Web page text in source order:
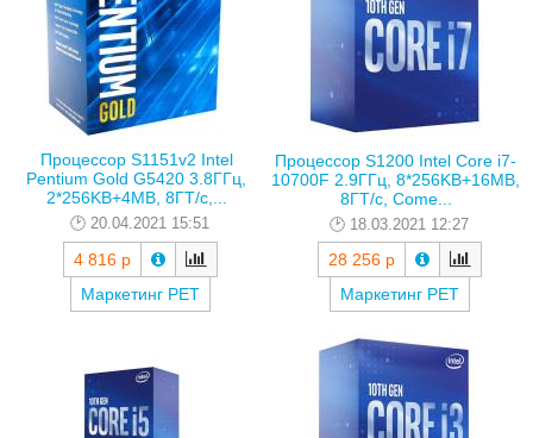
Процессор S1151v2 Intel
Pentium Gold G5420 3.8ГГц,
2*256KB+4MB, 8ГТ/с,...
20.04.2021 15:51
4 816 р
Маркетинг РЕТ
Процессор S1200 Intel Core i7-
10700F 2.9ГГц, 8*256KB+16MB,
8ГТ/с, Come...
18.03.2021 12:27
28 256 р
Маркетинг РЕТ